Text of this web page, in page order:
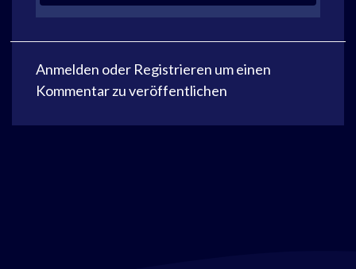
Anmelden oder Registrieren um einen
Kommentar zu veröffentlichen